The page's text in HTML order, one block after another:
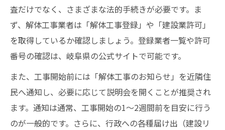
査だけでなく、さまざまな法的手続きが必要です。ま
ず、解体工事業者は「解体工事登録」や「建設業許可」
を取得しているか確認しましょう。登録業者一覧や許可
番号の確認は、岐阜県の公式サイトで可能です。
また、工事開始前には「解体工事のお知らせ」を近隣住
民へ通知し、必要に応じて説明会を開くことが推奨され
ます。通知は通常、工事開始の1～2週間前を目安に行う
のが一般的です。さらに、行政への各種届け出（建設リ